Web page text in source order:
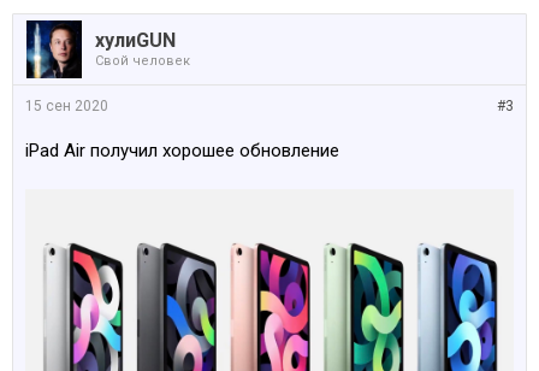
хулиGUN
Свой человек
#3
15 сен 2020
iPad Air получил хорошее обновление